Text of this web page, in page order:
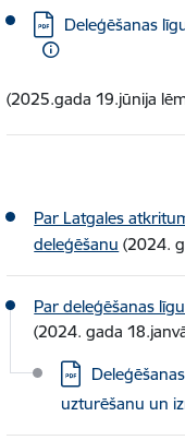
Lejupielādēt:
Deleģēšanas
(2025.gada 19.jūnija
Par Latgales
deleģēšanu (2024.
Par deleģēšanas
(2024. gada
Lejupielādēt:
uzturēšanu un